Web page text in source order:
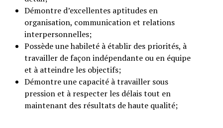
Démontre d’excellentes aptitudes en
organisation, communication et relations
interpersonnelles;
Possède une habileté à établir des priorités, à
travailler de façon indépendante ou en équipe
et à atteindre les objectifs;
Démontre une capacité à travailler sous
pression et à respecter les délais tout en
maintenant des résultats de haute qualité;